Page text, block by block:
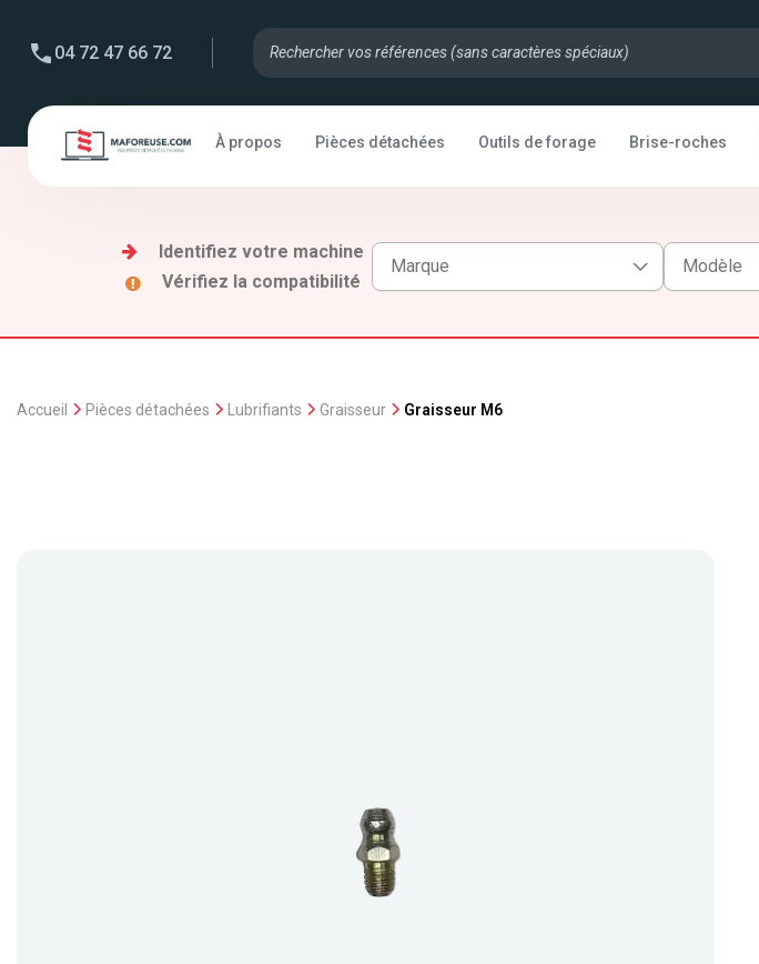
04 72 47 66 72
À propos Pièces détachées Outils de forage Brise-roches
Identifiez votre machine
Vérifiez la compatibilité
Accueil Pièces détachées Lubrifiants Graisseur Graisseur M6